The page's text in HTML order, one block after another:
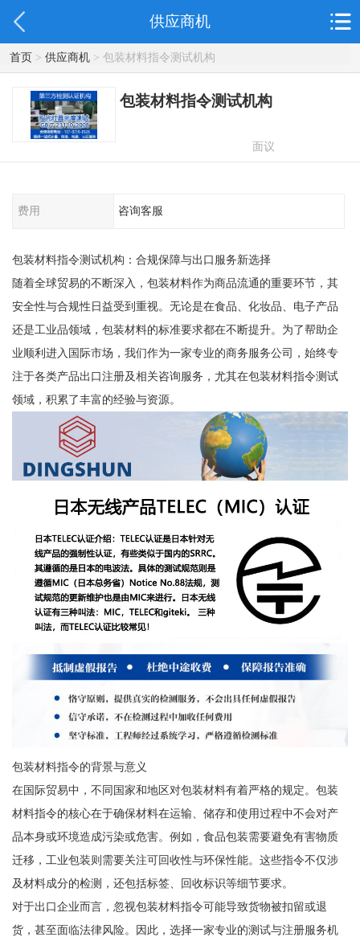
供应商机
首页> 供应商机> 包装材料指令测试机构
包装材料指令测试机构
面议
费用 咨询客服
包装材料指令测试机构：合规保障与出口服务新选择
随着全球贸易的不断深入，包装材料作为商品流通的重要环节，其
安全性与合规性日益受到重视。无论是在食品、化妆品、电子产品
还是工业品领域，包装材料的标准要求都在不断提升。为了帮助企
业顺利进入国际市场，我们作为一家专业的商务服务公司，始终专
注于各类产品出口注册及相关咨询服务，尤其在包装材料指令测试
领域，积累了丰富的经验与资源。
包装材料指令的背景与意义
在国际贸易中，不同国家和地区对包装材料有着严格的规定。包装
材料指令的核心在于确保材料在运输、储存和使用过程中不会对产
品本身或环境造成污染或危害。例如，食品包装需要避免有害物质
迁移，工业包装则需要关注可回收性与环保性能。这些指令不仅涉
及材料成分的检测，还包括标签、回收标识等细节要求。
对于出口企业而言，忽视包装材料指令可能导致货物被扣留或退
货，甚至面临法律风险。因此，选择一家专业的测试与注册服务机